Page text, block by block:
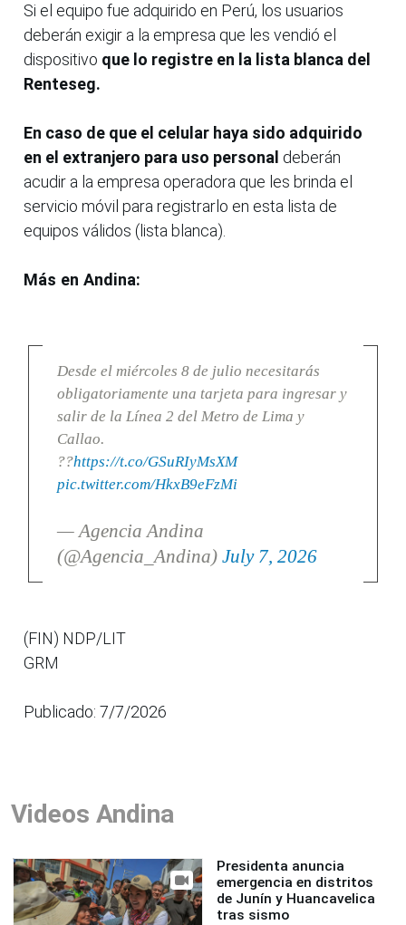
Si el equipo fue adquirido en Perú, los usuarios
deberán exigir a la empresa que les vendió el
dispositivo que lo registre en la lista blanca del
Renteseg.
En caso de que el celular haya sido adquirido
en el extranjero para uso personal deberán
acudir a la empresa operadora que les brinda el
servicio móvil para registrarlo en esta lista de
equipos válidos (lista blanca).
Más en Andina:
Desde el miércoles 8 de julio necesitarás
obligatoriamente una tarjeta para ingresar y
salir de la Línea 2 del Metro de Lima y
Callao.
??https://t.co/GSuRIyMsXM
pic.twitter.com/HkxB9eFzMi
— Agencia Andina
(@Agencia_Andina) July 7, 2026
(FIN) NDP/LIT
GRM
Publicado: 7/7/2026
Videos Andina
Presidenta anuncia
emergencia en distritos
de Junín y Huancavelica
tras sismo